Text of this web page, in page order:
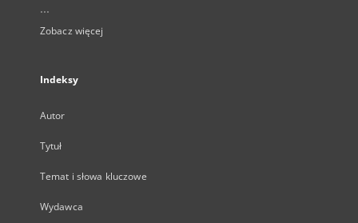
...
Zobacz więcej
Indeksy
Autor
Tytuł
Temat i słowa kluczowe
Wydawca